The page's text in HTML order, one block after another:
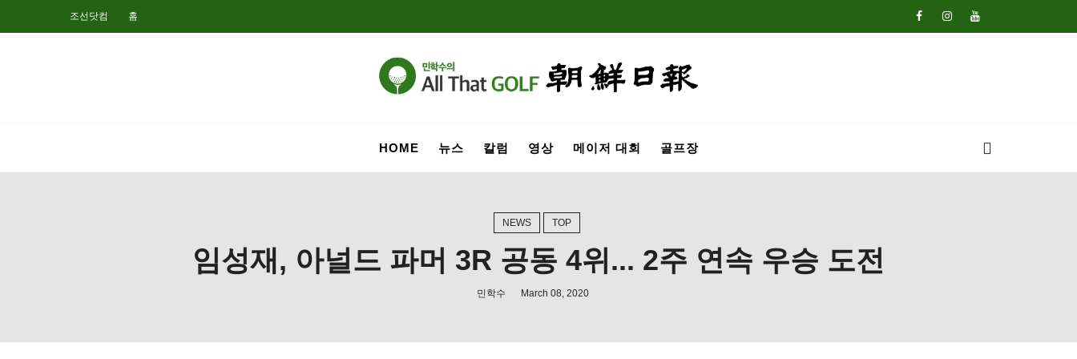
조선닷컴 홈
HOME 뉴스 칼럼 영상 메이저 대회 골프장
NEWS TOP
임성재, 아널드 파머 3R 공동 4위... 2주 연속 우승 도전
민학수 March 08, 2020